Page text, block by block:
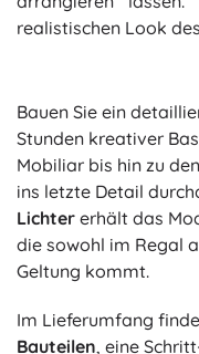
realistischen Look
Bauen Sie ein
Stunden kreativer
Mobiliar bis hin zu
ins letzte Detail
Lichter erhält das
die sowohl im Regal
Geltung kommt.
Im Lieferumfang
Bauteilen, eine